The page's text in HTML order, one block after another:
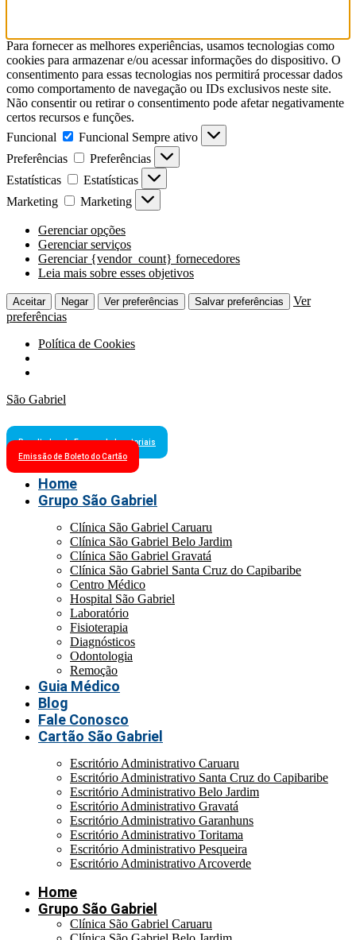
Para fornecer as melhores experiências, usamos tecnologias como
cookies para armazenar e/ou acessar informações do dispositivo. O
consentimento para essas tecnologias nos permitirá processar dados
como comportamento de navegação ou IDs exclusivos neste site.
Não consentir ou retirar o consentimento pode afetar negativamente
certos recursos e funções.
Funcional
Funcional Sempre ativo
Preferências
Preferências
Estatísticas
Estatísticas
Marketing
Marketing
Gerenciar opções
Gerenciar serviços
Gerenciar {vendor_count} fornecedores
Leia mais sobre esses objetivos
Aceitar Negar Ver preferências Salvar preferências
Ver
preferências
Política de Cookies
São Gabriel
Resultados de Exames Laboratoriais
Emissão de Boleto do Cartão
Home
Grupo São Gabriel
Clínica São Gabriel Caruaru
Clínica São Gabriel Belo Jardim
Clínica São Gabriel Gravatá
Clínica São Gabriel Santa Cruz do Capibaribe
Centro Médico
Hospital São Gabriel
Laboratório
Fisioterapia
Diagnósticos
Odontologia
Remoção
Guia Médico
Blog
Fale Conosco
Cartão São Gabriel
Escritório Administrativo Caruaru
Escritório Administrativo Santa Cruz do Capibaribe
Escritório Administrativo Belo Jardim
Escritório Administrativo Gravatá
Escritório Administrativo Garanhuns
Escritório Administrativo Toritama
Escritório Administrativo Pesqueira
Escritório Administrativo Arcoverde
Home
Grupo São Gabriel
Clínica São Gabriel Caruaru